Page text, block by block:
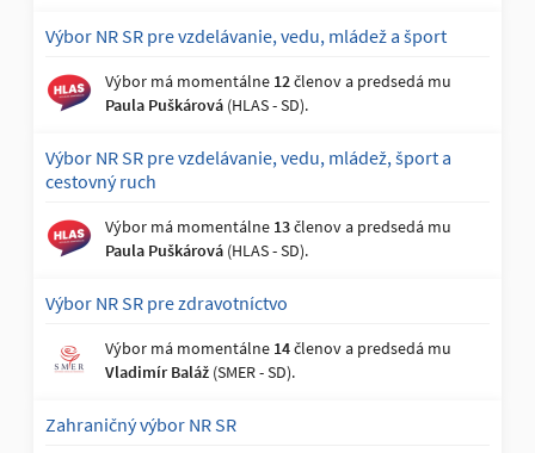
Výbor NR SR pre vzdelávanie, vedu, mládež a šport
Výbor má momentálne 12členov a predsedá mu
Paula Puškárová (HLAS - SD).
Výbor NR SR pre vzdelávanie, vedu, mládež, šport a
cestovný ruch
Výbor má momentálne 13členov a predsedá mu
Paula Puškárová (HLAS - SD).
Výbor NR SR pre zdravotníctvo
Výbor má momentálne 14členov a predsedá mu
Vladimír Baláž (SMER - SD).
Zahraničný výbor NR SR